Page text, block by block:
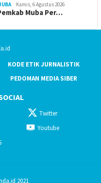
Kamis, 6 Agustus 2026
Muba Per…
KODE ETIK JURNALISTIK
PEDOMAN MEDIA SIBER
Twitter
Youtube
2021